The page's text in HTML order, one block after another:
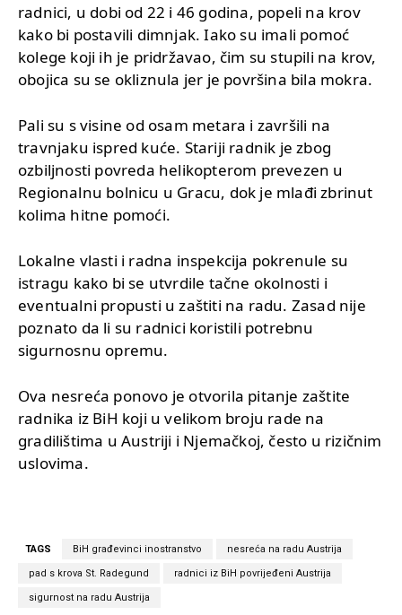
radnici, u dobi od 22 i 46 godina, popeli na krov
kako bi postavili dimnjak. Iako su imali pomoć
kolege koji ih je pridržavao, čim su stupili na krov,
obojica su se okliznula jer je površina bila mokra.
Pali su s visine od osam metara i završili na
travnjaku ispred kuće. Stariji radnik je zbog
ozbiljnosti povreda helikopterom prevezen u
Regionalnu bolnicu u Gracu, dok je mlađi zbrinut
kolima hitne pomoći.
Lokalne vlasti i radna inspekcija pokrenule su
istragu kako bi se utvrdile tačne okolnosti i
eventualni propusti u zaštiti na radu. Zasad nije
poznato da li su radnici koristili potrebnu
sigurnosnu opremu.
Ova nesreća ponovo je otvorila pitanje zaštite
radnika iz BiH koji u velikom broju rade na
gradilištima u Austriji i Njemačkoj, često u rizičnim
uslovima.
TAGS BiH građevinci inostranstvo nesreća na radu Austrija
pad s krova St. Radegund radnici iz BiH povrijeđeni Austrija
sigurnost na radu Austrija